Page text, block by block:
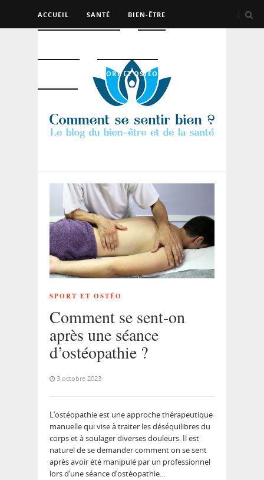
ACCUEIL SANTÉ BIEN-ÊTRE
SPORT ET OSTÉO
SPORT ET OSTÉO
Comment se sent-on
après une séance
d’ostéopathie ?
3 octobre 2023
L’ostéopathie est une approche thérapeutique
manuelle qui vise à traiter les déséquilibres du
corps et à soulager diverses douleurs. Il est
naturel de se demander comment on se sent
après avoir été manipulé par un professionnel
lors d’une séance d’ostéopathie…